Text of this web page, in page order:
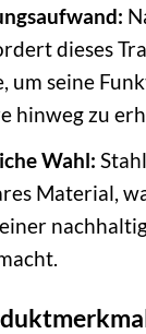
dieses
um seine
hinweg zu
Wahl:
Material,